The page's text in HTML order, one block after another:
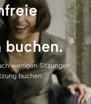
buchen.
wenigen Sitzungen.
buchen.